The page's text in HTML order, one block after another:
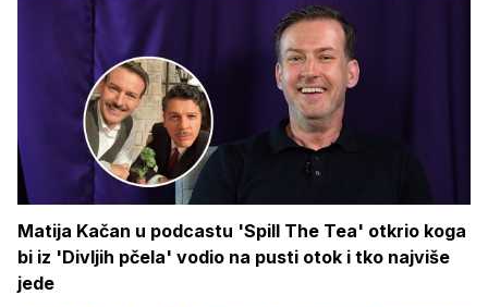
Matija Kačan u podcastu 'Spill The Tea' otkrio koga
bi iz 'Divljih pčela' vodio na pusti otok i tko najviše
jede